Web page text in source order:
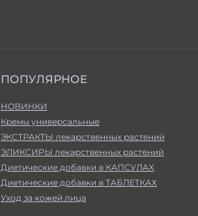
ПОПУЛЯРНОЕ
НОВИНКИ
Кремы универсальные
ЭКСТРАКТЫ лекарственных растений
ЭЛИКСИРЫ лекарственных растений
Диетические добавки в КАПСУЛАХ
Диетические добавки в ТАБЛЕТКАХ
Уход за кожей лица